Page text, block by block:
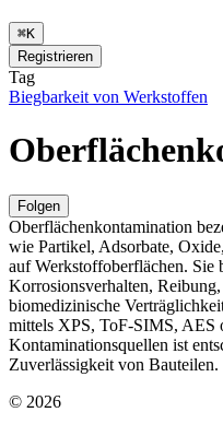
⌘K
Registrieren
Tag
Biegbarkeit von Werkstoffen
Folgen
Oberflächenkontamination
wie Partikel, Adsorbate,
auf Werkstoffoberflächen. Sie
Korrosionsverhalten,
biomedizinische
mittels XPS, ToF-SIMS, AES
Kontaminationsquellen ist
Zuverlässigkeit von Bauteilen.
© 2026